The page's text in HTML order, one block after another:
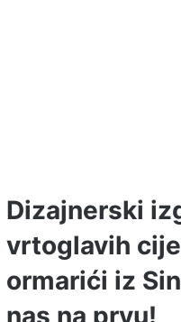
Dizajnerski
vrtoglavih
ormarići iz
nas na prvu!